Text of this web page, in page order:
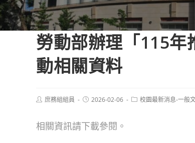
勞動部辦理「115年
動相關資料
Post庶務組組員
Post2026-02-06
Post校園最新消息-一般
相關資訊請下載參閱。